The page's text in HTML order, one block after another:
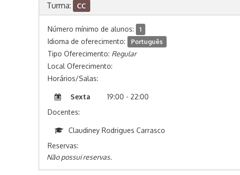
Turma: CC
Número mínimo de alunos: 1
Idioma de oferecimento: Português
Tipo Oferecimento: Regular
Local Oferecimento:
Horários/Salas:
Sexta
19:00 - 22:00
Docentes:
Claudiney Rodrigues Carrasco
Reservas:
Não possui reservas.